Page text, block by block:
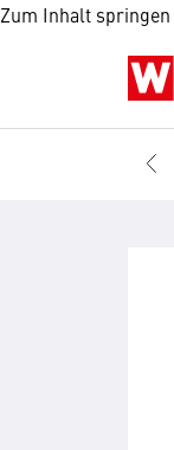
Zum Inhalt springen